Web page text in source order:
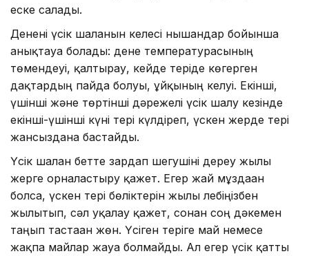
еске салады.
Денені үсік шалғанын келесі нышандар бойынша
анықтауға болады: дене температурасының
төмендеуі, қалтырау, кейде теріде көгерген
дақтардың пайда болуы, ұйқының келуі. Екінші,
үшінші және төртінші дәрежелі үсік шалу кезінде
екінші-үшінші күні тері күлдіреп, үскен жерде тері
жансыздана бастайды.
Үсік шалған бетте зардап шегушіні дереу жылы
жерге орналастыру қажет. Егер жай мұздаған
болса, үскен тері бөліктерін жылы лебіңізбен
жылытып, сәл уқалау қажет, сонан соң дәкемен
таңып тастаған жөн. Үсіген теріге май немесе
жақпа майлар жағуға болмайды. Ал егер үсік қатты